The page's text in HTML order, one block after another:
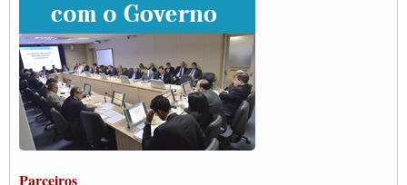
Grande Conquista da Categoria transporte de Cargas e Caminhoneiros Autonomos
ENCONTRO INTERNACIONAL EM APOIO A CLASSE TRABALHADORA
DO BRASIL E A ELEIÇÃO 2022
Carta às Brasileiras e aos Brasileiros em Defesa do Estado Democrático de Direito
Paulinho, presidente da CNTTL, faz balanço do 3º Congresso da CNTTL
Caminhoneiros aprovam greve a partir do 1º de novembro
Rodoviários de Feira Santana fazem Assembleia para avaliar proposta de reajuste
salarial
Parceiros